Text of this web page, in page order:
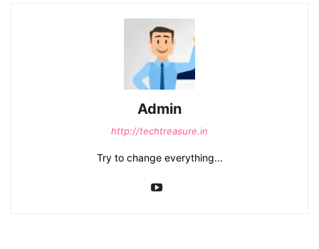
Admin
http://techtreasure.in
Try to change everything...